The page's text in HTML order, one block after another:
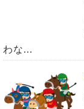
わな…